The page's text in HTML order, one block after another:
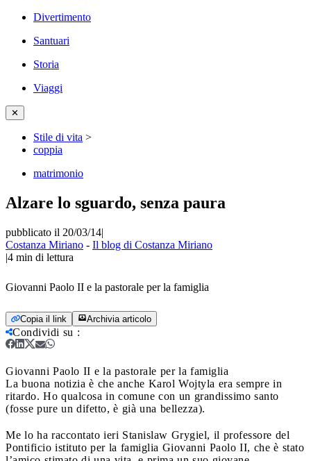
Divertimento
Santuari
Storia
Viaggi
✕
Stile di vita >
coppia
matrimonio
Alzare lo sguardo, senza paura
pubblicato il 20/03/14|
Costanza Miriano - Il blog di Costanza Miriano
|4 min di lettura
Giovanni Paolo II e la pastorale per la famiglia
Copia il link Archivia articolo
Condividi su :
Giovanni Paolo II e la pastorale per la famiglia
La buona notizia è che anche Karol Wojtyla era sempre in
ritardo. Ho qualcosa in comune con un grandissimo santo
(fosse pure un difetto, è già una bellezza).
Me lo ha raccontato ieri Stanislaw Grygiel, il professore del
Pontificio istituto per la famiglia Giovanni Paolo II, che è stato